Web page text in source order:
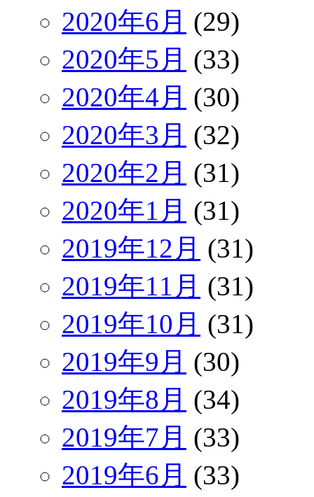
2020年6月 (29)
2020年5月 (33)
2020年4月 (30)
2020年3月 (32)
2020年2月 (31)
2020年1月 (31)
2019年12月 (31)
2019年11月 (31)
2019年10月 (31)
2019年9月 (30)
2019年8月 (34)
2019年7月 (33)
2019年6月 (33)